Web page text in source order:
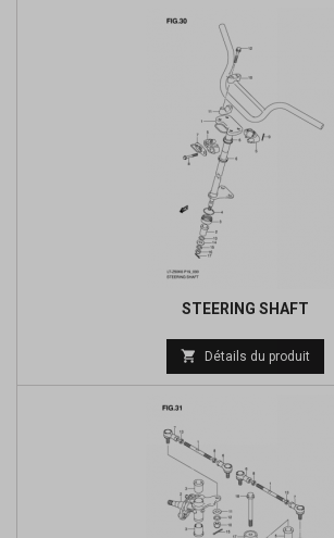
STEERING SHAFT
Prix
de
 Détails du produit